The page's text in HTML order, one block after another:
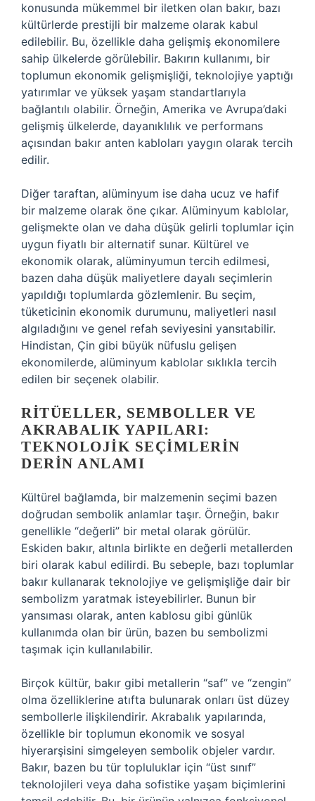
konusunda mükemmel bir iletken olan bakır, bazı
kültürlerde prestijli bir malzeme olarak kabul
edilebilir. Bu, özellikle daha gelişmiş ekonomilere
sahip ülkelerde görülebilir. Bakırın kullanımı, bir
toplumun ekonomik gelişmişliği, teknolojiye yaptığı
yatırımlar ve yüksek yaşam standartlarıyla
bağlantılı olabilir. Örneğin, Amerika ve Avrupa’daki
gelişmiş ülkelerde, dayanıklılık ve performans
açısından bakır anten kabloları yaygın olarak tercih
edilir.
Diğer taraftan, alüminyum ise daha ucuz ve hafif
bir malzeme olarak öne çıkar. Alüminyum kablolar,
gelişmekte olan ve daha düşük gelirli toplumlar için
uygun fiyatlı bir alternatif sunar. Kültürel ve
ekonomik olarak, alüminyumun tercih edilmesi,
bazen daha düşük maliyetlere dayalı seçimlerin
yapıldığı toplumlarda gözlemlenir. Bu seçim,
tüketicinin ekonomik durumunu, maliyetleri nasıl
algıladığını ve genel refah seviyesini yansıtabilir.
Hindistan, Çin gibi büyük nüfuslu gelişen
ekonomilerde, alüminyum kablolar sıklıkla tercih
edilen bir seçenek olabilir.
RITÜELLER, SEMBOLLER VE
AKRABALIK YAPILARI:
TEKNOLOJIK SEÇIMLERIN
DERIN ANLAMI
Kültürel bağlamda, bir malzemenin seçimi bazen
doğrudan sembolik anlamlar taşır. Örneğin, bakır
genellikle “değerli” bir metal olarak görülür.
Eskiden bakır, altınla birlikte en değerli metallerden
biri olarak kabul edilirdi. Bu sebeple, bazı toplumlar
bakır kullanarak teknolojiye ve gelişmişliğe dair bir
sembolizm yaratmak isteyebilirler. Bunun bir
yansıması olarak, anten kablosu gibi günlük
kullanımda olan bir ürün, bazen bu sembolizmi
taşımak için kullanılabilir.
Birçok kültür, bakır gibi metallerin “saf” ve “zengin”
olma özelliklerine atıfta bulunarak onları üst düzey
sembollerle ilişkilendirir. Akrabalık yapılarında,
özellikle bir toplumun ekonomik ve sosyal
hiyerarşisini simgeleyen sembolik objeler vardır.
Bakır, bazen bu tür topluluklar için “üst sınıf”
teknolojileri veya daha sofistike yaşam biçimlerini